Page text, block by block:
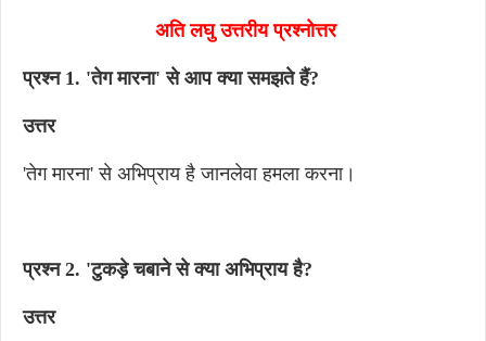
अति लघु उत्तरीय प्रश्नोत्तर
प्रश्न 1. 'तेग मारना' से आप क्या समझते हैं?
उत्तर
'तेग मारना' से अभिप्राय है जानलेवा हमला करना।
प्रश्न 2. 'टुकड़े चबाने से क्या अभिप्राय है?
उत्तर